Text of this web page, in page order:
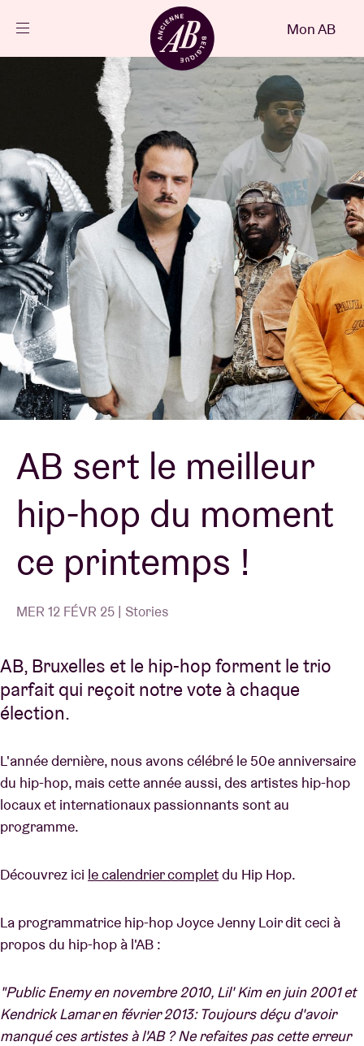
FR
Agenda
Projets
Actualités
Infos visiteurs
AB ❤ you
Location de salles
BRDCST
ABtv
Chèque-concert
À propos de l'AB
Contact
Mon AB
AB sert le meilleur
hip-hop du moment
ce printemps !
MER 12 FÉVR 25 | Stories
AB, Bruxelles et le hip-hop forment le trio
parfait qui reçoit notre vote à chaque
élection.
L'année dernière, nous avons célébré le 50e anniversaire
du hip-hop, mais cette année aussi, des artistes hip-hop
locaux et internationaux passionnants sont au
programme.
Découvrez ici le calendrier completdu Hip Hop.
La programmatrice hip-hop Joyce Jenny Loir dit ceci à
propos du hip-hop à l'AB :
"Public Enemy en novembre 2010, Lil' Kim en juin 2001 et
Kendrick Lamar en février 2013: Toujours déçu d'avoir
manqué ces artistes à l'AB ? Ne refaites pas cette erreur